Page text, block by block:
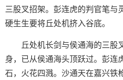
三股叉招架。彭连虎的判官笔与
硬生生要将丘处机挤入谷底。
丘处机长剑与侯通海的三股
身，已从侯通海头顶跃过。彭连
石，火花四溅。沙通天在嘉兴铁